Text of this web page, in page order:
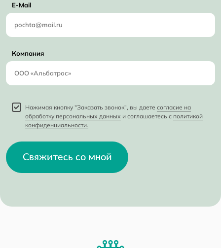
E-Mail
Компания
Нажимая кнопку "Заказать звонок", вы даете согласие на
обработку персональных данных и соглашаетесь с политикой
конфиденциальности.
Свяжитесь со мной